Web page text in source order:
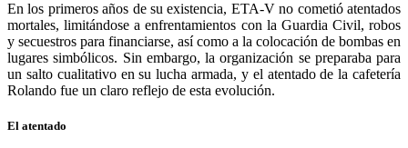
En los primeros años de su existencia, ETA-V no cometió atentados
mortales, limitándose a enfrentamientos con la Guardia Civil, robos
y secuestros para financiarse, así como a la colocación de bombas en
lugares simbólicos. Sin embargo, la organización se preparaba para
un salto cualitativo en su lucha armada, y el atentado de la cafetería
Rolando fue un claro reflejo de esta evolución.
El atentado